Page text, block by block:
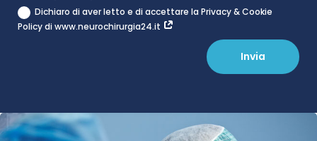
Dichiaro di aver letto e di accettare la Privacy & Cookie
Policy di www.neurochirurgia24.it
Invia